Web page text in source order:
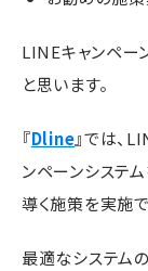
LINEキャンペー
と思います。
『Dline』では、
ンペーンシステ
導く施策を実施で
最適なシステム